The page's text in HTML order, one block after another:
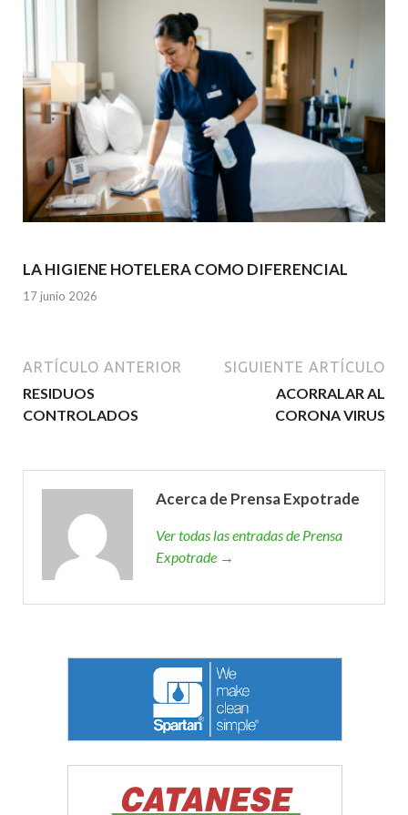
LA HIGIENE HOTELERA COMO DIFERENCIAL
17 junio 2026
ARTÍCULO ANTERIOR
RESIDUOS
CONTROLADOS
SIGUIENTE ARTÍCULO
ACORRALAR AL
CORONA VIRUS
Acerca de Prensa Expotrade
Ver todas las entradas de Prensa
Expotrade →